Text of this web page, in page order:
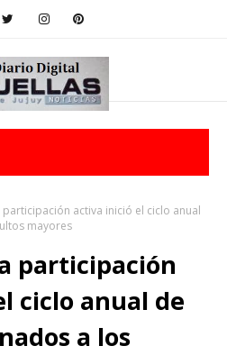
activa inició el ciclo anual
mayores
participación
ciclo anual de
a los